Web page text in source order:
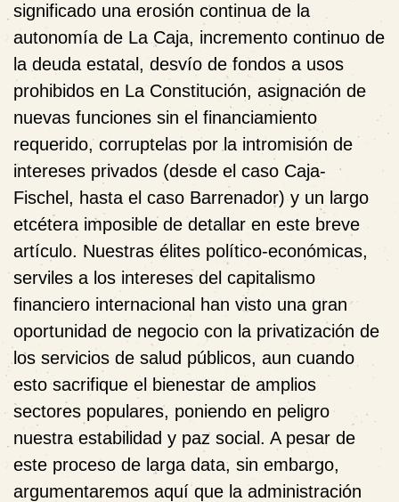
significado una erosión continua de la
autonomía de La Caja, incremento continuo de
la deuda estatal, desvío de fondos a usos
prohibidos en La Constitución, asignación de
nuevas funciones sin el financiamiento
requerido, corruptelas por la intromisión de
intereses privados (desde el caso Caja-
Fischel, hasta el caso Barrenador) y un largo
etcétera imposible de detallar en este breve
artículo. Nuestras élites político-económicas,
serviles a los intereses del capitalismo
financiero internacional han visto una gran
oportunidad de negocio con la privatización de
los servicios de salud públicos, aun cuando
esto sacrifique el bienestar de amplios
sectores populares, poniendo en peligro
nuestra estabilidad y paz social. A pesar de
este proceso de larga data, sin embargo,
argumentaremos aquí que la administración